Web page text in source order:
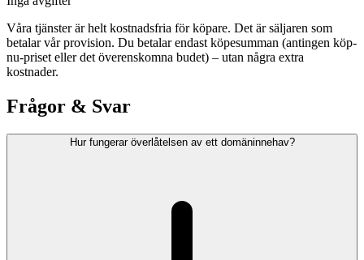
Våra tjänster är helt kostnadsfria för köpare. Det är säljaren som
betalar vår provision. Du betalar endast köpesumman (antingen köp-
nu-priset eller det överenskomna budet) – utan några extra
kostnader.
Frågor & Svar
Hur fungerar överlåtelsen av ett domäninnehav?